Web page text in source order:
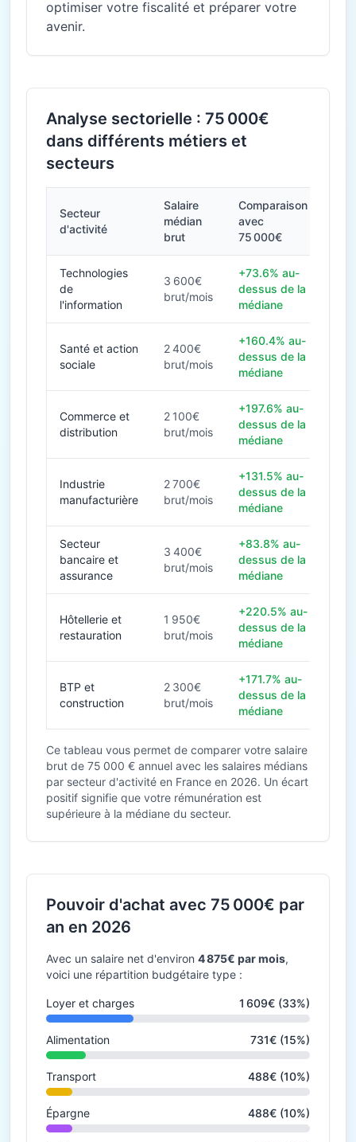
optimiser votre fiscalité et préparer votre
avenir.
Analyse sectorielle : 75 000€
dans différents métiers et
secteurs
Secteur
d'activité
Salaire
médian
brut
Comparaison
avec
75 000€
Technologies
de
l'information
3 600€
brut/mois
+73.6% au-
dessus de la
médiane
Santé et action
sociale
2 400€
brut/mois
+160.4% au-
dessus de la
médiane
Commerce et
distribution
2 100€
brut/mois
+197.6% au-
dessus de la
médiane
Industrie
manufacturière
2 700€
brut/mois
+131.5% au-
dessus de la
médiane
Secteur
bancaire et
assurance
3 400€
brut/mois
+83.8% au-
dessus de la
médiane
Hôtellerie et
restauration
1 950€
brut/mois
+220.5% au-
dessus de la
médiane
BTP et
construction
2 300€
brut/mois
+171.7% au-
dessus de la
médiane
Ce tableau vous permet de comparer votre salaire
brut de 75 000 € annuel avec les salaires médians
par secteur d'activité en France en 2026. Un écart
positif signifie que votre rémunération est
supérieure à la médiane du secteur.
Pouvoir d'achat avec 75 000€ par
an en 2026
Avec un salaire net d'environ 4 875€ par mois,
voici une répartition budgétaire type :
Loyer et charges 1 609€ (33%)
Alimentation 731€ (15%)
Transport 488€ (10%)
Épargne 488€ (10%)